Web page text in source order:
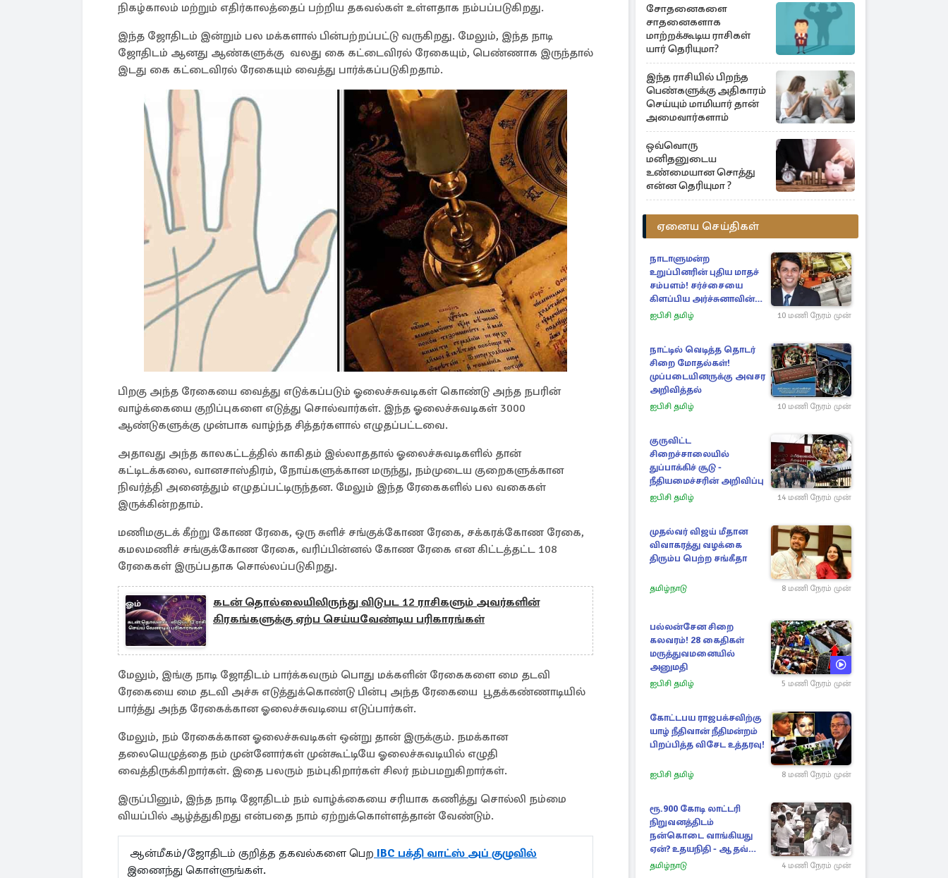
நிகழ்காலம் மற்றும் எதிர்காலத்தைப் பற்றிய தகவல்கள் உள்ளதாக நம்பப்படுகிறது.
இந்த ஜோதிடம் இன்றும் பல மக்களால் பின்பற்றப்பட்டு வருகிறது. மேலும், இந்த நாடி
ஜோதிடம் ஆனது ஆண்களுக்கு வலது கை கட்டைவிரல் ரேகையும், பெண்ணாக இருந்தால்
இடது கை கட்டைவிரல் ரேகையும் வைத்து பார்க்கப்படுகிறதாம்.
பிறகு அந்த ரேகையை வைத்து எடுக்கப்படும் ஓலைச்சுவடிகள் கொண்டு அந்த நபரின்
வாழ்க்கையை குறிப்புகளை எடுத்து சொல்வார்கள். இந்த ஓலைச்சுவடிகள் 3000
ஆண்டுகளுக்கு முன்பாக வாழ்ந்த சித்தர்களால் எழுதப்பட்டவை.
அதாவது அந்த காலகட்டத்தில் காகிதம் இல்லாததால் ஓலைச்சுவடிகளில் தான்
கட்டிடக்கலை, வானசாஸ்திரம், நோய்களுக்கான மருந்து, நம்முடைய குறைகளுக்கான
நிவர்த்தி அனைத்தும் எழுதப்பட்டிருந்தன. மேலும் இந்த ரேகைகளில் பல வகைகள்
இருக்கின்றதாம்.
மணிமகுடக் கீற்று கோண ரேகை, ஒரு சுளிச் சங்குக்கோண ரேகை, சக்கரக்கோண ரேகை,
கமலமணிச் சங்குக்கோண ரேகை, வரிப்பின்னல் கோண ரேகை என கிட்டத்தட்ட 108
ரேகைகள் இருப்பதாக சொல்லப்படுகிறது.
கடன் தொல்லையிலிருந்து விடுபட 12 ராசிகளும் அவர்களின்
கிரகங்களுக்கு ஏற்ப செய்யவேண்டிய பரிகாரங்கள்
மேலும், இங்கு நாடி ஜோதிடம் பார்க்கவரும் பொது மக்களின் ரேகைகளை மை தடவி
ரேகையை மை தடவி அச்சு எடுத்துக்கொண்டு பின்பு அந்த ரேகையை பூதக்கண்ணாடியில்
பார்த்து அந்த ரேகைக்கான ஓலைச்சுவடியை எடுப்பார்கள்.
மேலும், நம் ரேகைக்கான ஓலைச்சுவடிகள் ஒன்று தான் இருக்கும். நமக்கான
தலையெழுத்தை நம் முன்னோர்கள் முன்கூட்டியே ஓலைச்சுவடியில் எழுதி
வைத்திருக்கிறார்கள். இதை பலரும் நம்புகிறார்கள் சிலர் நம்பமறுகிறார்கள்.
இருப்பினும், இந்த நாடி ஜோதிடம் நம் வாழ்க்கையை சரியாக கணித்து சொல்லி நம்மை
வியப்பில் ஆழ்த்துகிறது என்பதை நாம் ஏற்றுக்கொள்ளத்தான் வேண்டும்.
ஆன்மீகம்/ஜோதிடம் குறித்த தகவல்களை பெற IBC பக்தி வாட்ஸ் அப் குழுவில்
இணைந்து கொள்ளுங்கள்.
சோதனைகளை
சாதனைகளாக
மாற்றக்கூடிய ராசிகள்
யார் தெரியுமா?
இந்த ராசியில் பிறந்த
பெண்களுக்கு அதிகாரம்
செய்யும் மாமியார் தான்
அமைவார்களாம்
ஒவ்வொரு
மனிதனுடைய
உண்மையான சொத்து
என்ன தெரியுமா ?
ஏனைய செய்திகள்
நாடாளுமன்ற
உறுப்பினரின் புதிய மாதச்
சம்பளம்! சர்ச்சையை
கிளப்பிய அர்ச்சுனாவின்
அறிக்கை
ஐபிசி தமிழ் 10 மணி நேரம் முன்
நாட்டில் வெடித்த தொடர்
சிறை மோதல்கள்!
முப்படையினருக்கு அவசர
அறிவித்தல்
ஐபிசி தமிழ் 10 மணி நேரம் முன்
குருவிட்ட
சிறைச்சாலையில்
துப்பாக்கிச் சூடு -
நீதியமைச்சரின் அறிவிப்பு
ஐபிசி தமிழ் 14 மணி நேரம் முன்
முதல்வர் விஜய் மீதான
விவாகரத்து வழக்கை
திரும்ப பெற்ற சங்கீதா
தமிழ்நாடு 8 மணி நேரம் முன்
பல்லன்சேன சிறை
கலவரம்! 28 கைதிகள்
மருத்துவமனையில்
அனுமதி
ஐபிசி தமிழ் 5 மணி நேரம் முன்
கோட்டபய ராஜபக்சவிற்கு
யாழ் நீதிவான் நீதிமன்றம்
பிறப்பித்த விசேட உத்தரவு!
ஐபிசி தமிழ் 8 மணி நேரம் முன்
ரூ.900 கோடி லாட்டரி
நிறுவனத்திடம்
நன்கொடை வாங்கியது
ஏன்? உதயநிதி - ஆதவ்
விவாதம்
தமிழ்நாடு 4 மணி நேரம் முன்